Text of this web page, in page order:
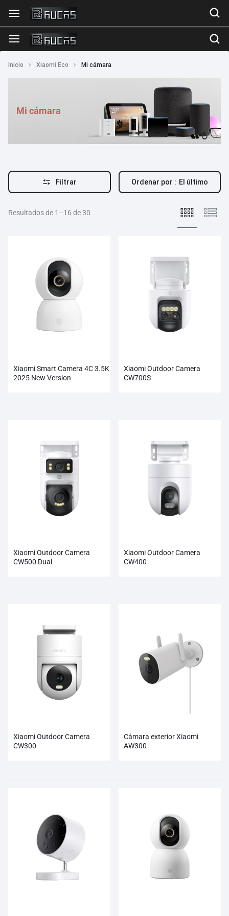
Inicio Xiaomi Eco Mi cámara
Mi cámara
Filtrar Ordenar por : El último
Resultados de 1–16 de 30
Xiaomi Smart Camera 4C 3.5K
2025 New Version
Xiaomi Outdoor Camera
CW700S
Xiaomi Outdoor Camera
CW500 Dual
Xiaomi Outdoor Camera
CW400
Xiaomi Outdoor Camera
CW300
Cámara exterior Xiaomi
AW300